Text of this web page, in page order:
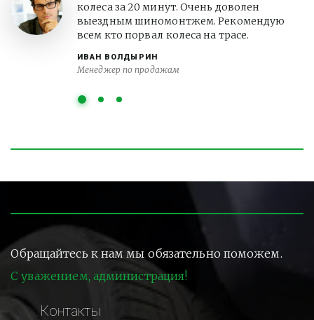
ИВАН ВОЛДЫРИН
Менеджер по продажам
колеса за 20 минут. Очень доволен
выездным шиномонтжем. Рекомендую
всем кто порвал колеса на трасе.
Обращайтесь к нам мы обязательно поможем.
С уважением, администрация!
Контакты